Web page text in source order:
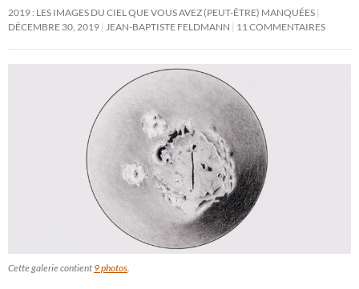
2019 : LES IMAGES DU CIEL QUE VOUS AVEZ (PEUT-ÊTRE) MANQUÉES
DÉCEMBRE 30, 2019
JEAN-BAPTISTE FELDMANN 11 COMMENTAIRES
Cette galerie contient 9 photos